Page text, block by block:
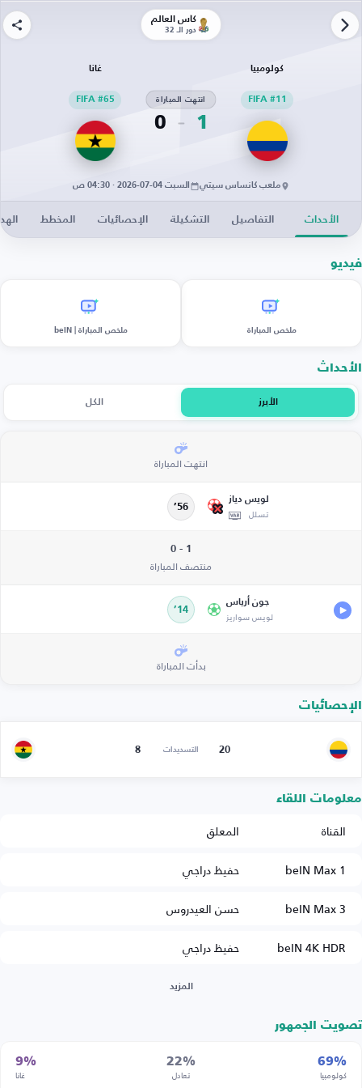
كأس العالم
دور الـ 32
كولومبيا
FIFA #11
1
انتهت المباراة
0
غانا
FIFA #65
ملعب كانساس سيتي السبت 04-07-2026 · 04:30 ص
الأحداث التفاصيل التشكيلة الإحصائيات المخطط
فيديو
ملخص المباراة ملخص المباراة | beIN
الأحداث
الأبرز الكل
انتهت المباراة
لويس دياز
تسلل 56’
1 - 0
منتصف المباراة
جون أرياس
لويس سواريز 14’
بدأت المباراة
الإحصائيات
20 التسديدات 8
معلومات اللقاء
القناة
المعلق
beIN Max 1
حفيظ دراجي
beIN Max 3
حسن العيدروس
beIN 4K HDR
حفيظ دراجي
المزيد
تصويت الجمهور
69%
كولومبيا
22%
تعادل
9%
غانا